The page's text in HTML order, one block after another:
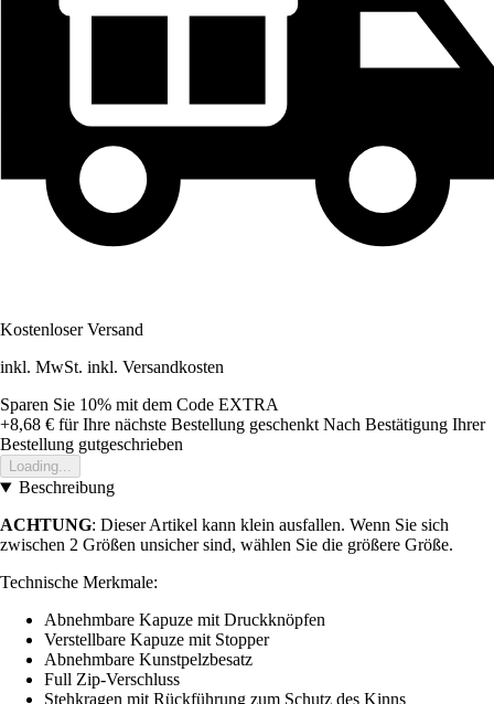
Kostenloser Versand
inkl. MwSt. inkl. Versandkosten
Sparen Sie 10% mit dem Code EXTRA
+8,68 € für Ihre nächste Bestellung geschenkt Nach Bestätigung Ihrer
Bestellung gutgeschrieben
Loading...
Beschreibung
ACHTUNG: Dieser Artikel kann klein ausfallen. Wenn Sie sich
zwischen 2 Größen unsicher sind, wählen Sie die größere Größe.
Technische Merkmale:
Abnehmbare Kapuze mit Druckknöpfen
Verstellbare Kapuze mit Stopper
Abnehmbare Kunstpelzbesatz
Full Zip-Verschluss
Stehkragen mit Rückführung zum Schutz des Kinns